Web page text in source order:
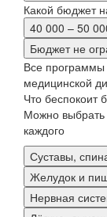
Какой бюджет
40 000 – 50
Бюджет не
Все программы
медицинской
Что беспокоит
Можно
каждого
Суставы,
Желудок и
Нервная